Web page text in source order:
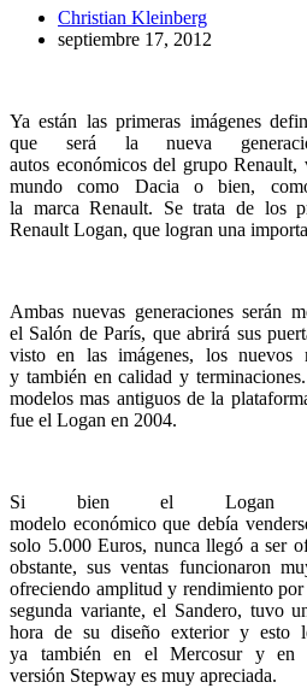
Christian Kleinberg
septiembre 17, 2012
Ya están las primeras imágenes
que será la nueva
autos económicos del grupo Renault,
mundo como Dacia o bien,
la marca Renault. Se trata de los
Renault Logan, que logran una
Ambas nuevas generaciones serán
el Salón de París, que abrirá sus
visto en las imágenes, los nuevos
y también en calidad y
modelos mas antiguos de la
fue el Logan en 2004.
Si bien el Logan
modelo económico que debía
solo 5.000 Euros, nunca llegó a ser
obstante, sus ventas funcionaron
ofreciendo amplitud y rendimiento
segunda variante, el Sandero, tuvo
hora de su diseño exterior y esto
ya también en el Mercosur y en
versión Stepway es muy apreciada.